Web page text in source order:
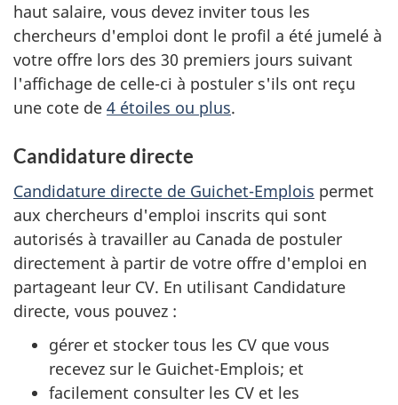
haut salaire, vous devez inviter tous les
chercheurs d'emploi dont le profil a été jumelé à
votre offre lors des 30 premiers jours suivant
l'affichage de celle-ci à postuler s'ils ont reçu
une cote de 4 étoiles ou plus.
Candidature directe
Candidature directe de Guichet-Emplois permet
aux chercheurs d'emploi inscrits qui sont
autorisés à travailler au Canada de postuler
directement à partir de votre offre d'emploi en
partageant leur CV. En utilisant Candidature
directe, vous pouvez :
gérer et stocker tous les CV que vous
recevez sur le Guichet-Emplois; et
facilement consulter les CV et les